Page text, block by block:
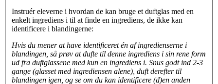
Instruér eleverne i hvordan de kan bruge et duftglas med en
enkelt ingrediens i til at finde en ingrediens, de ikke kan
identificere i blandingerne:
Hvis du mener at have identificeret én af ingredienserne i
blandingen, så prøv at dufte til denne ingrediens i sin rene form
ud fra duftglassene med kun en ingrediens i. Snus godt ind 2-3
gange (glasset med ingrediensen alene), duft derefter til
blandingen igen, og se om du kan identificere (d)en anden